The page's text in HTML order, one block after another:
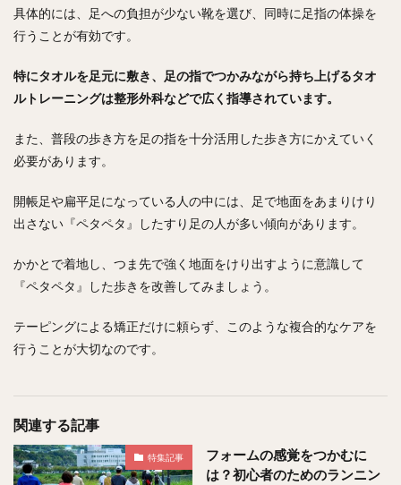
具体的には、足への負担が少ない靴を選び、同時に足指の体操を
行うことが有効です。
特にタオルを足元に敷き、足の指でつかみながら持ち上げるタオ
ルトレーニングは整形外科などで広く指導されています。
また、普段の歩き方を足の指を十分活用した歩き方にかえていく
必要があります。
開帳足や扁平足になっている人の中には、足で地面をあまりけり
出さない『ペタペタ』したすり足の人が多い傾向があります。
かかとで着地し、つま先で強く地面をけり出すように意識して
『ペタペタ』した歩きを改善してみましょう。
テーピングによる矯正だけに頼らず、このような複合的なケアを
行うことが大切なのです。
関連する記事
特集記事
フォームの感覚をつかむに
は？初心者のためのランニン